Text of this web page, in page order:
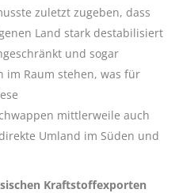
zuletzt zugeben, dass
Land stark destabilisiert
und sogar
im Raum stehen, was für
mittlerweile auch
Umland im Süden und
Kraftstoffexporten